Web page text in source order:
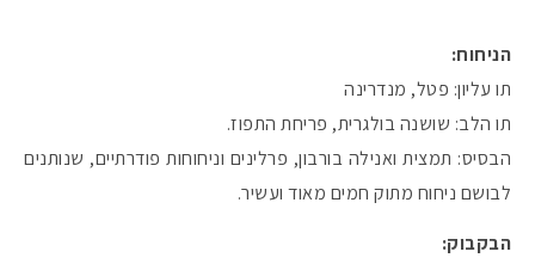
הניחוח:
תו עליון: פטל, מנדרינה
תו הלב: שושנה בולגרית, פריחת התפוז.
הבסיס: תמצית ואנילה בורבון, פרלינים וניחוחות פודרתיים, שנותנים
לבושם ניחוח מתוק חמים מאוד ועשיר.
הבקבוק: